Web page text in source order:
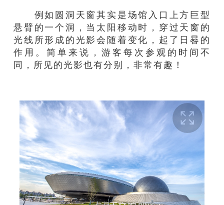
例如圆洞天窗其实是场馆入口上方巨型
悬臂的一个洞，当太阳移动时，穿过天窗的
光线所形成的光影会随着变化，起了日晷的
作用。简单来说，游客每次参观的时间不
同，所见的光影也有分别，非常有趣！